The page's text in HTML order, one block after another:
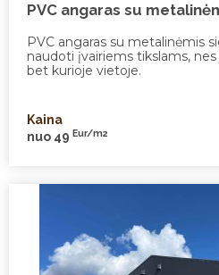
PVC angaras su
PVC angaras su metalinėmis
naudoti įvairiems tikslams,
bet kurioje vietoje.
Kaina
nuo 49 Eur/m2